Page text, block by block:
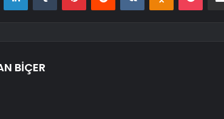
BİÇER